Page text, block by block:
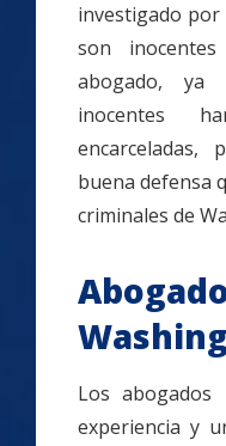
investigado
son
abogado, ya
inocentes
buena defensa
criminales de
Los abogados
experiencia y